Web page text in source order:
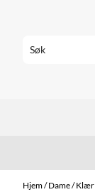
Hjem/Dame/Klær